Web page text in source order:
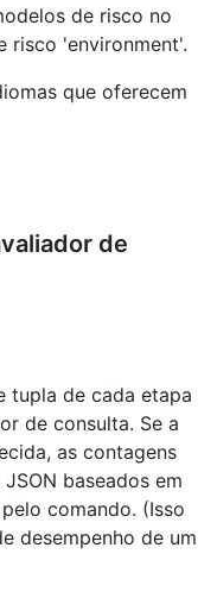
de risco no
risco 'environment'.
que oferecem
de
tupla de cada etapa
de consulta. Se a
as contagens
baseados em
comando. (Isso
desempenho de um